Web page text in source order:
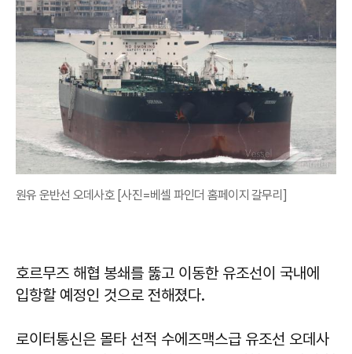
원유 운반선 오데사호 [사진=베셀 파인더 홈페이지 갈무리]
호르무즈 해협 봉쇄를 뚫고 이동한 유조선이 국내에
입항할 예정인 것으로 전해졌다.
로이터통신은 몰타 선적 수에즈맥스급 유조선 오데사